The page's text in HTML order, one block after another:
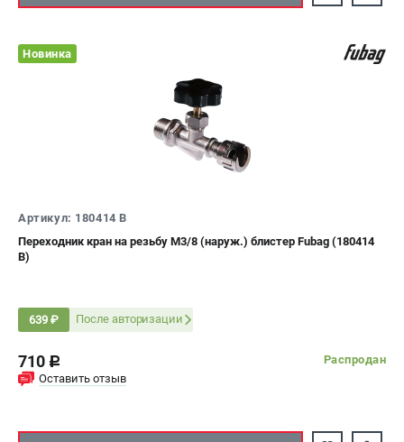
Новинка
Артикул: 180414 B
Переходник кран на резьбу М3/8 (наруж.) блистер Fubag (180414
B)
639 ₽ После авторизации
710 c
Распродан
Оставить отзыв